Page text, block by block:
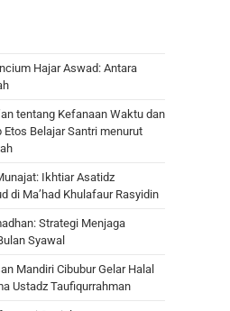
Hajar Aswad: Antara
tentang Kefanaan Waktu dan
Belajar Santri menurut
Ikhtiar Asatidz
di Ma’had Khulafaur Rasyidin
Strategi Menjaga
Syawal
Mandiri Cibubur Gelar Halal
Ustadz Taufiqurrahman